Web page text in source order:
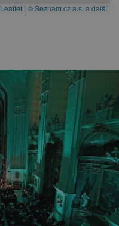
Leaflet | © Seznam.cz a.s. a další